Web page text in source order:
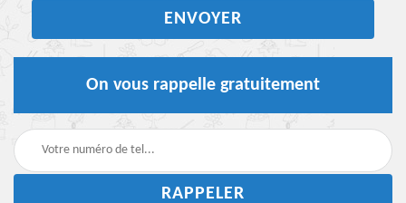
On vous rappelle gratuitement